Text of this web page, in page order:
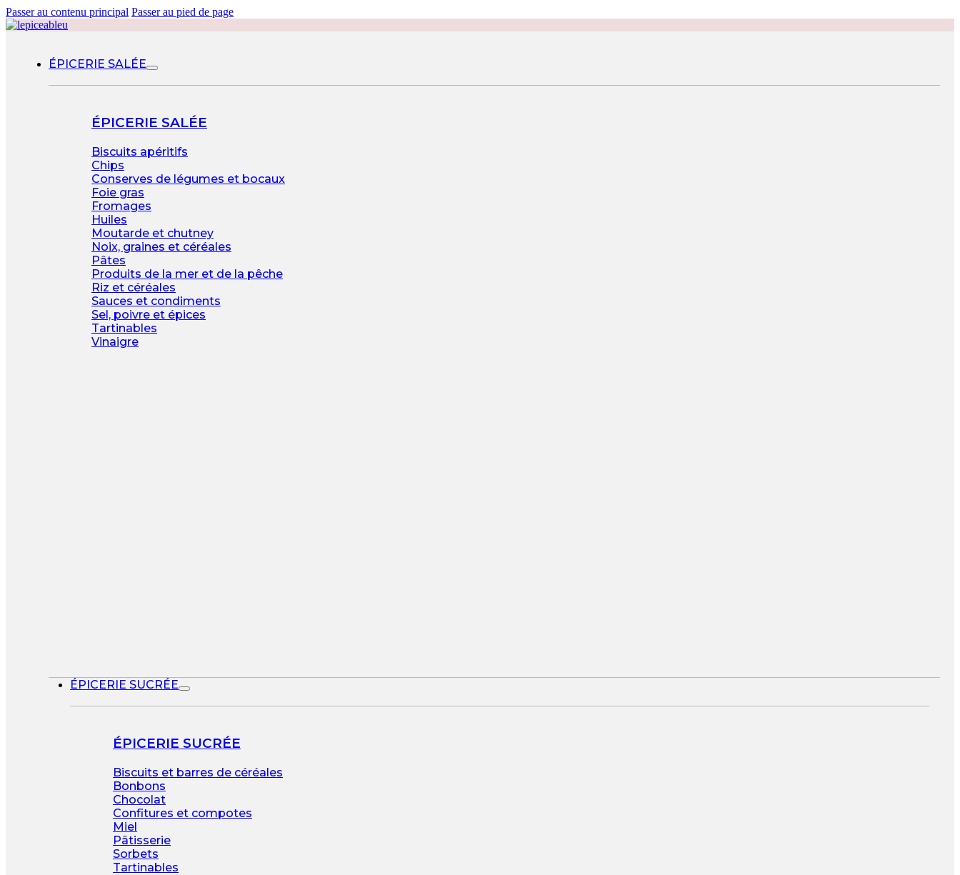
Passer au contenu principal Passer au pied de page
ÉPICERIE SALÉE
ÉPICERIE SALÉE
Biscuits apéritifs
Chips
Conserves de légumes et bocaux
Foie gras
Fromages
Huiles
Moutarde et chutney
Noix, graines et céréales
Pâtes
Produits de la mer et de la pêche
Riz et céréales
Sauces et condiments
Sel, poivre et épices
Tartinables
Vinaigre
ÉPICERIE SUCRÉE
ÉPICERIE SUCRÉE
Biscuits et barres de céréales
Bonbons
Chocolat
Confitures et compotes
Miel
Pâtisserie
Sorbets
Tartinables